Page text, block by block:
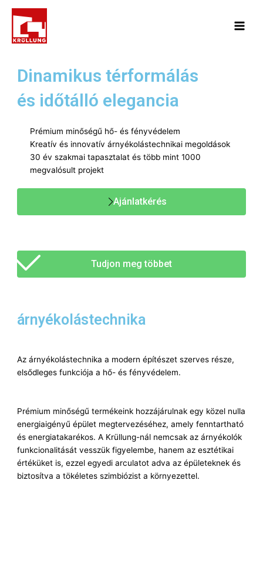
content
Menu
Dinamikus térformálás
és időtálló elegancia
Prémium minőségű hő- és fényvédelem
Kreatív és innovatív árnyékolástechnikai megoldások
30 év szakmai tapasztalat és több mint 1000
megvalósult projekt
Ajánlatkérés
Tudjon meg többet
árnyékolástechnika
Az árnyékolástechnika a modern építészet szerves része,
elsődleges funkciója a hő- és fényvédelem.
Prémium minőségű termékeink hozzájárulnak egy közel nulla
energiaigényű épület megtervezéséhez, amely fenntartható
és energiatakarékos. A Krüllung-nál nemcsak az árnyékolók
funkcionalitását vesszük figyelembe, hanem az esztétikai
értéküket is, ezzel egyedi arculatot adva az épületeknek és
biztosítva a tökéletes szimbiózist a környezettel.